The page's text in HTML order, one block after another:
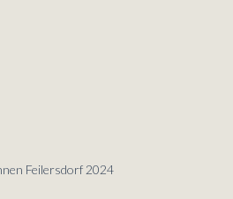
Feilersdorf 2024